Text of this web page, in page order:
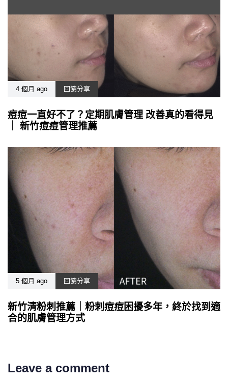
4 個月 ago 回饋分享
痘痘一直好不了？定期肌膚管理 改善真的看得見
｜ 新竹痘痘管理推薦
5 個月 ago 回饋分享
新竹清粉刺推薦｜粉刺痘痘困擾多年，終於找到適
合的肌膚管理方式
Leave a comment